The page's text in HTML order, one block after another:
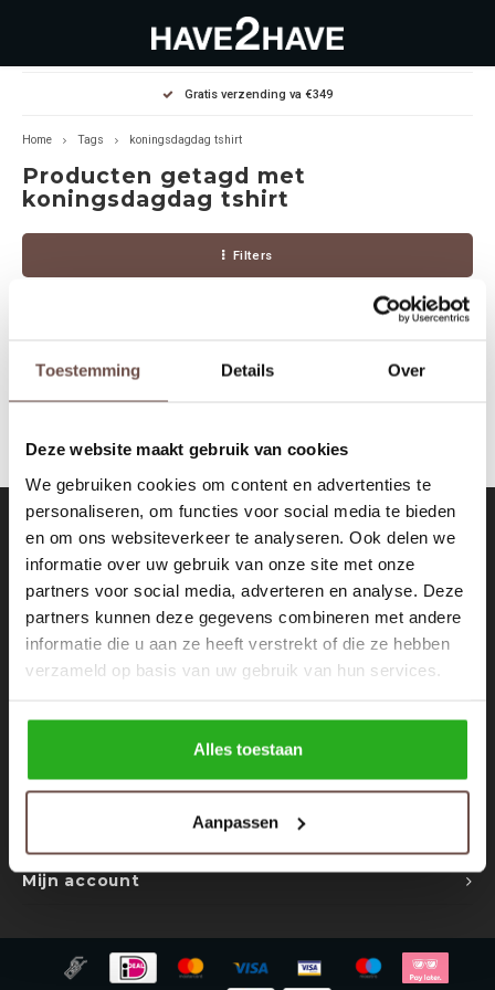
Toestemming Details Over
Deze website maakt gebruik van cookies
We gebruiken cookies om content en advertenties te
personaliseren, om functies voor social media te bieden
en om ons websiteverkeer te analyseren. Ook delen we
informatie over uw gebruik van onze site met onze
partners voor social media, adverteren en analyse. Deze
partners kunnen deze gegevens combineren met andere
informatie die u aan ze heeft verstrekt of die ze hebben
verzameld op basis van uw gebruik van hun services.
Alles toestaan
Aanpassen
Hoofdmenu / dames
Jassen Diverse
Winterjassen
T-shirts
Accessoires
Rokken
Tassen
Tops
Jumpsuites
Hoodies
Body's
Tracksuits
Sweaters
Hoofdmenu / heren
Hoodies
Sweaters
Joggers
Pullovers
Schoenen
Accessoires
Underwear
Jassen
Tracksuits
Bodywarmers
Trackpants
Overhemden
Hoofdmenu / outlet deals
Diverse
Heren
Gratis verzending va €349
Home Tags koningsdagdag tshirt
Producten getagd met
koningsdagdag tshirt
Filters
Geen producten gevonden!...
Contact
Nieuwsbrief
Ontvang de laatste updates, nieuws en aanbiedingen via email
Volg ons
Mijn account